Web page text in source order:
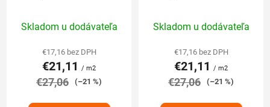
hodnotenie
produktu
je
5,0
Skladom u dodávateľa
€17,16 bez DPH
€21,11 / m2
€27,06 (–21 %)
hodnotenie
produktu
je
5,0
Skladom u dodávateľa
€17,16 bez DPH
€21,11 / m2
€27,06 (–21 %)